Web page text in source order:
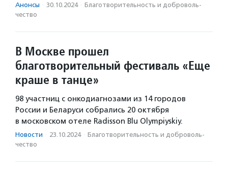
Анонсы · 30.10.2024 · Благотвори­тель­ность и доброволь­
чест­во
В Москве прошел
благотворительный фестиваль «Еще
краше в танце»
98 участниц с онкодиагнозами из 14 городов
России и Беларуси собрались 20 октября
в московском отеле Radisson Blu Olympiyskiy.
Новости · 23.10.2024 · Благотвори­тель­ность и доброволь­
чест­во